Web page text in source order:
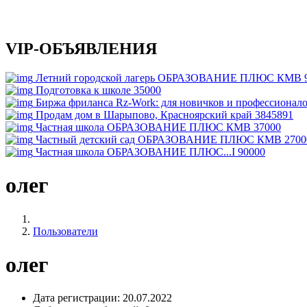
VIP-ОБЪЯВЛЕНИЯ
Летний городской лагерь ОБРАЗОВАНИЕ ПЛЮС КМВ
Подготовка к школе 35000
Биржа фриланса Rz-Work: для новичков и
Продам дом в Шарыпово, Красноярский край 3845891
Частная школа ОБРАЗОВАНИЕ ПЛЮС КМВ 37000
Частный детский сад ОБРАЗОВАНИЕ ПЛЮС КМВ
Частная школа ОБРАЗОВАНИЕ ПЛЮС...I 90000
олег
Пользователи
олег
Дата регистрации: 20.07.2022